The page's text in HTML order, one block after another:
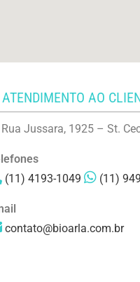
AO
Jussara, 1925 – St.
(11) 4193-1049
(11)
contato@bioarla.com.br